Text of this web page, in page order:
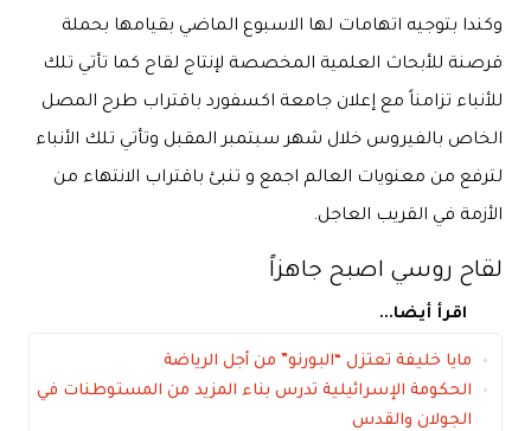
وكندا بتوجيه اتهامات لها الاسبوع الماضي بقيامها بحملة
قرصنة للأبحاث العلمية المخصصة لإنتاج لقاح كما تأتي تلك
للأنباء تزامناً مع إعلان جامعة اكسفورد باقتراب طرح المصل
الخاص بالفيروس خلال شهر سبتمبر المقبل وتأتي تلك الأنباء
لترفع من معنويات العالم اجمع و تنبئ باقتراب الانتهاء من
الأزمة في القريب العاجل.
لقاح روسي اصبح جاهزاً
اقرأ أيضا...
مايا خليفة تعتزل “البورنو” من أجل الرياضة
الحكومة الإسرائيلية تدرس بناء المزيد من المستوطنات في
الجولان والقدس